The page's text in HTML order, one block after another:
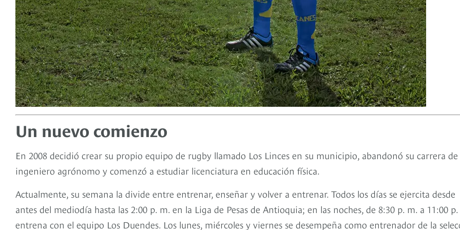
Un nuevo comienzo
En 2008 decidió crear su propio equipo de rugby llamado Los Linces en su municipio, abandonó su carrera de
ingeniero agrónomo y comenzó a estudiar licenciatura en educación física.
Actualmente, su semana la divide entre entrenar, enseñar y volver a entrenar. Todos los días se ejercita desde
antes del mediodía hasta las 2:00 p. m. en la Liga de Pesas de Antioquia; en las noches, de 8:30 p. m. a 11:00
entrena con el equipo Los Duendes. Los lunes, miércoles y viernes se desempeña como entrenador de la